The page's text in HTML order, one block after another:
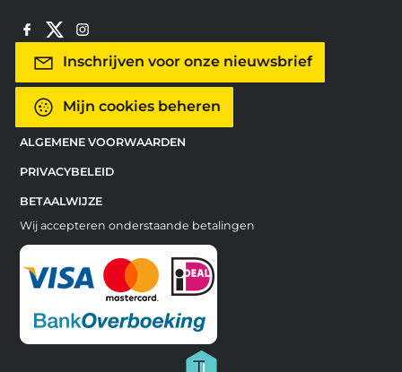
Inschrijven voor onze nieuwsbrief
Mijn cookies beheren
ALGEMENE VOORWAARDEN
PRIVACYBELEID
BETAALWIJZE
Wij accepteren onderstaande betalingen